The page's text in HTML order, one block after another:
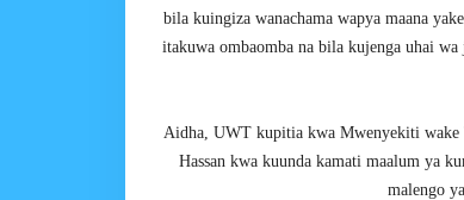
bila kuingiza wanachama wapya maana
itakuwa ombaomba na bila kujenga uhai
Aidha, UWT kupitia kwa Mwenyekiti wake
Hassan kwa kuunda kamati maalum ya
malengo